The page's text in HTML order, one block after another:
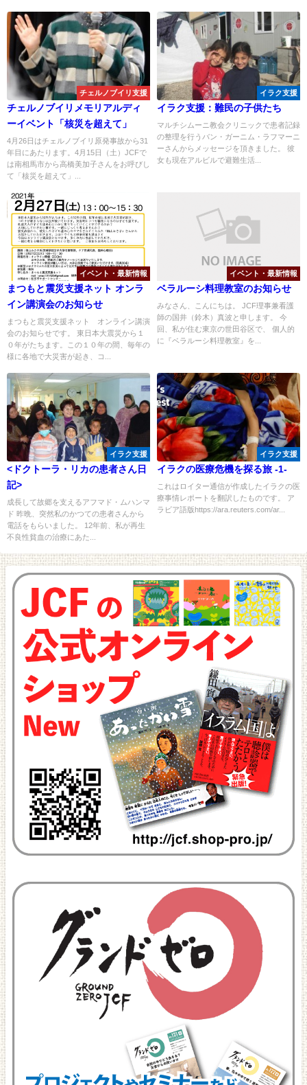
チェルノブイリ支援
チェルノブイリメモリアルディ
ーイベント「核災を超えて」
4月26日はチェルノブイリ原発事故から31
年目にあたります。4月15日（土）JCFで
は南相馬市から高橋美加子さんをお呼びし
て「核災を超えて」...
イラク支援
イラク支援：難民の子供たち
マルチシムーニ教会クリニックで患者記録
の整理を行うバン・ガーニム・ラフマーニ
ーさんからメッセージを頂きました。 彼
女も現在アルビルで避難生活...
イベント・最新情報
まつもと震災支援ネット オンラ
イン講演会のお知らせ
まつもと震災支援ネット オンライン講演
会のお知らせです。 東日本大震災から１
０年がたちます。この１０年の間、毎年の
様に各地で大災害が起き、コ...
イベント・最新情報
ベラルーシ料理教室のお知らせ
みなさん、こんにちは。 JCF理事兼看護
師の国井（鈴木）真波と申します。 今
回、私が住む東京の世田谷区で、 個人的
に『ベラルーシ料理教室』を...
イラク支援
<ドクトーラ・リカの患者さん日
記>
成長して故郷を支えるアフマド・ムハンマ
ド 昨晩、突然私のかつての患者さんから
電話をもらいました。 12年前、私が再生
不良性貧血の治療にあた...
イラク支援
イラクの医療危機を探る旅 -1-
これはロイター通信が作成したイラクの医
療事情レポートを翻訳したものです。 ア
ラビア語版https://ara.reuters.com/ar...